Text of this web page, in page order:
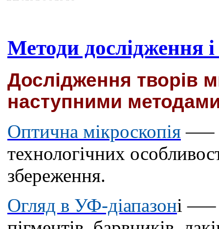
Методи дослідження
Дослідження творів
наступними
Оптична мікроскопія —–
технологічних
збереження.
Огляд в УФ-діапазоні —